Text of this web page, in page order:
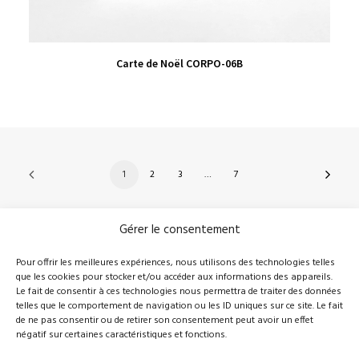
Gérer le consentement
Pour offrir les meilleures expériences, nous utilisons des technologies telles
que les cookies pour stocker et/ou accéder aux informations des appareils.
Le fait de consentir à ces technologies nous permettra de traiter des données
telles que le comportement de navigation ou les ID uniques sur ce site. Le fait
de ne pas consentir ou de retirer son consentement peut avoir un effet
négatif sur certaines caractéristiques et fonctions.
VIEW PRODUCT
Carte de Noël CORPO-06B
1 2 3 … 7
210, rue Principale, Vallée-Jonction (Qc), G0S 3J0
418 389-8899info@novalie.ca